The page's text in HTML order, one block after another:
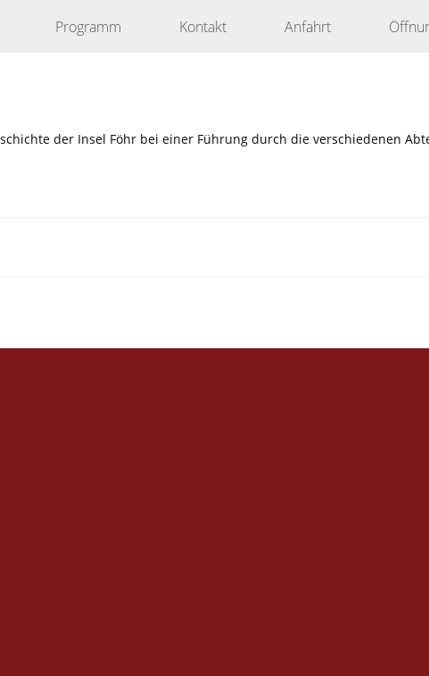
Programm Kontakt Anfahrt
der Insel Föhr bei einer Führung durch die verschiedenen